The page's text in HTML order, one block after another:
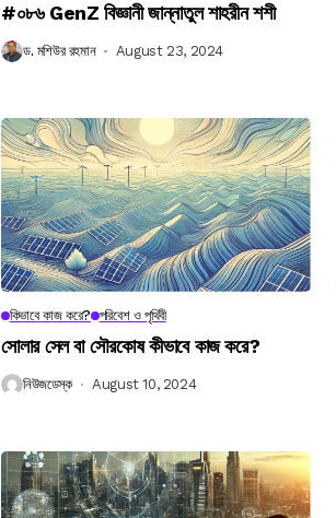
#০৮৬ GenZ বিজ্ঞানী জান্নাতুল শাহরীন শশী
ড. মশিউর রহমান August 23, 2024
কিভাবে কাজ করে? পরিবেশ ও পৃথিবী
সোলার সেল বা সৌরকোষ কীভাবে কাজ করে?
নিউজডেস্ক August 10, 2024